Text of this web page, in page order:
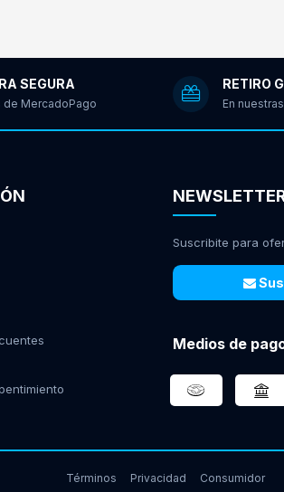
SEGURA
de MercadoPago
RETIRO
En
Suscribite para
Medios de
Términos Privacidad Consumidor